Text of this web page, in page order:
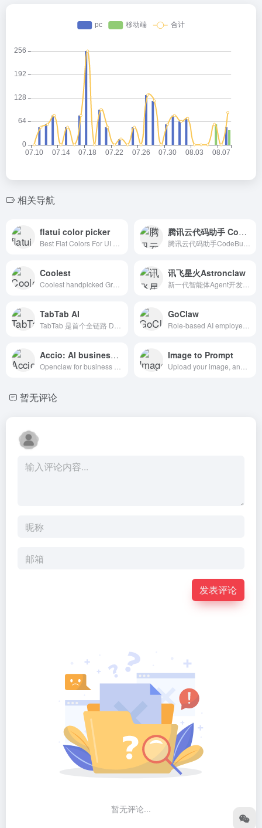
相关导航
flatui color picker 腾讯云代码助手 CodeBuddy
Coolest 讯飞星火Astronclaw
TabTab AI GoClaw
Accio: AI business agent Image to Prompt
暂无评论
发表评论
暂无评论...